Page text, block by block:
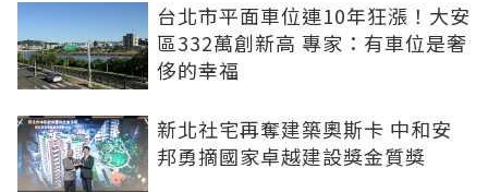
台北市平面車位連10年狂漲！大安
區332萬創新高 專家：有車位是奢
侈的幸福
新北社宅再奪建築奧斯卡 中和安
邦勇摘國家卓越建設獎金質獎